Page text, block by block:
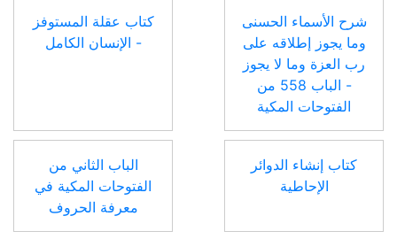
شرح الأسماء الحسنى
وما يجوز إطلاقه على
رب العزة وما لا يجوز
- الباب 558 من
الفتوحات المكية
كتاب عقلة المستوفز
- الإنسان الكامل
كتاب إنشاء الدوائر
الإحاطية
الباب الثاني من
الفتوحات المكية في
معرفة الحروف